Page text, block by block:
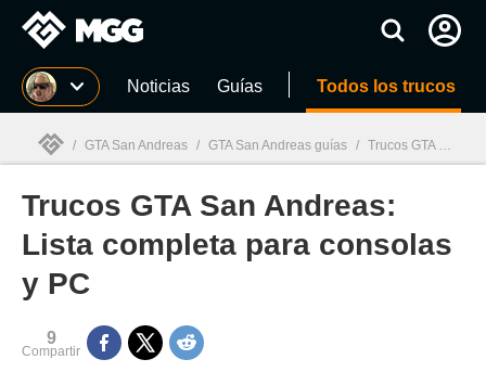
MGG Noticias Guías Todos los trucos
MGG
/ GTA San Andreas / GTA San Andreas guías / Trucos GTA San Andreas: Lista completa para consolas y PC
Trucos GTA San Andreas:
Lista completa para consolas
y PC
9
Compartir